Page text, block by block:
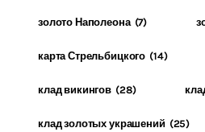
золото Наполеона (7)
карта Стрельбицкого (14)
клад викингов (28)
клад золотых украшений (25)